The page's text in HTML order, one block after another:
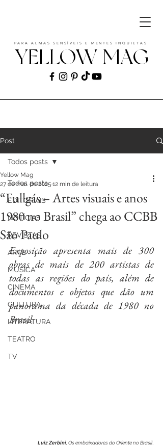
YELLOW MAG
PARA ALMAS SENSÍVEIS E MENTES INQUIETAS
Post
Todos posts
EDITORIAIS
NOTÍCIAS
REVISTAS
ARTE
MÚSICA
CINEMA
CULTURA
LITERATURA
TEATRO
TV
Todos posts
“Fullgás – Artes visuais e anos
1980 no Brasil” chega ao CCBB
São Paulo
Yellow Mag
27 de mai. de 2025 12 min de leitura
Exposição apresenta mais de 300
obras de mais de 200 artistas de
todas as regiões do país, além de
documentos e objetos que dão um
panorama da década de 1980 no
Brasil
Luiz Zerbini , Os embaixadores do Oriente no Brasil.